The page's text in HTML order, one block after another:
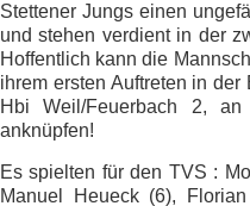
Stettener Jungs einen
und stehen verdient in der
Hoffentlich kann die
ihrem ersten Auftreten in
Hbi Weil/Feuerbach 2,
anknüpfen!
Es spielten für den TVS :
Manuel Heueck (6),